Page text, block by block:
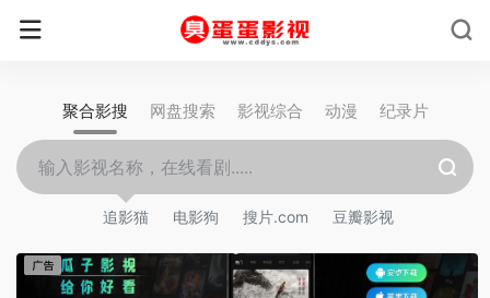
聚合影搜 网盘搜索 影视综合 动漫 纪录片
追影猫 电影狗 搜片.com 豆瓣影视